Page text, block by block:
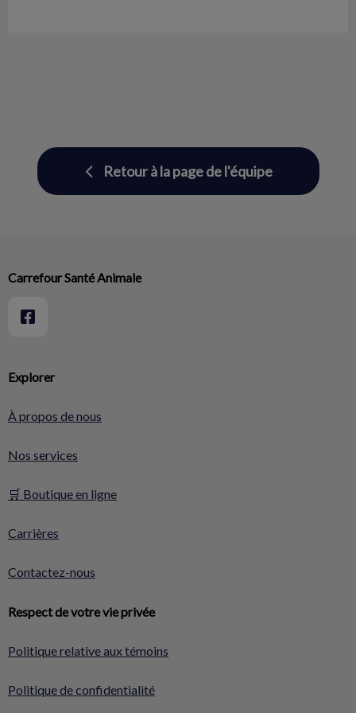
Retour à la page de l'équipe
Explorer
À propos de nous
Nos services
🛒 Boutique en ligne
Carrières
Contactez-nous
Respect de votre vie privée
Politique relative aux témoins
Politique de confidentialité
Carrefour Santé Animale